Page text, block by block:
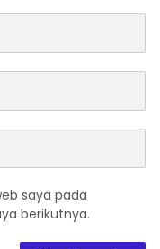
saya pada
berikutnya.